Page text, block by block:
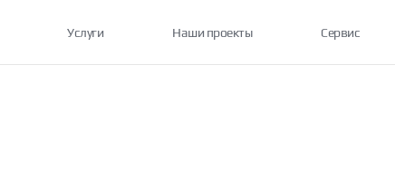
Услуги Наши проекты Сервис